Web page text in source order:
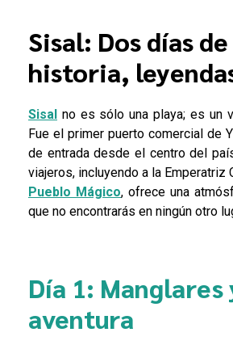
Sisal: Dos días de
historia,
Sisal no es sólo una playa; es un
Fue el primer puerto comercial de
de entrada desde el centro del
viajeros, incluyendo a la Emperatriz
Pueblo Mágico, ofrece una
que no encontrarás en ningún otro
Día 1: Manglares
aventura